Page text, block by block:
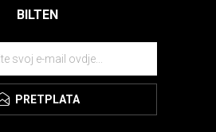
BILTEN
PRETPLATA